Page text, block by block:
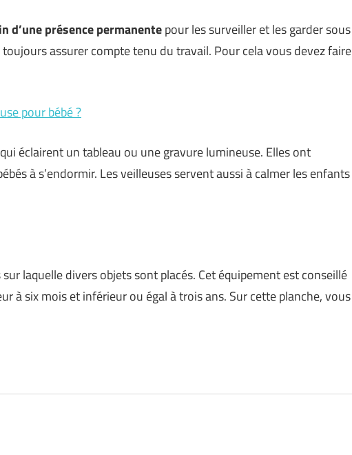
d’une présence permanentepour les surveiller et les garder sous
assurer compte tenu du travail. Pour cela vous devez faire
pour bébé ?
éclairent un tableau ou une gravure lumineuse. Elles ont
à s’endormir. Les veilleuses servent aussi à calmer les enfants
laquelle divers objets sont placés. Cet équipement est conseillé
à six mois et inférieur ou égal à trois ans. Sur cette planche, vous